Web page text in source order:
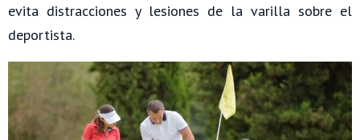
evita distracciones y lesiones de la varilla sobre el
deportista.